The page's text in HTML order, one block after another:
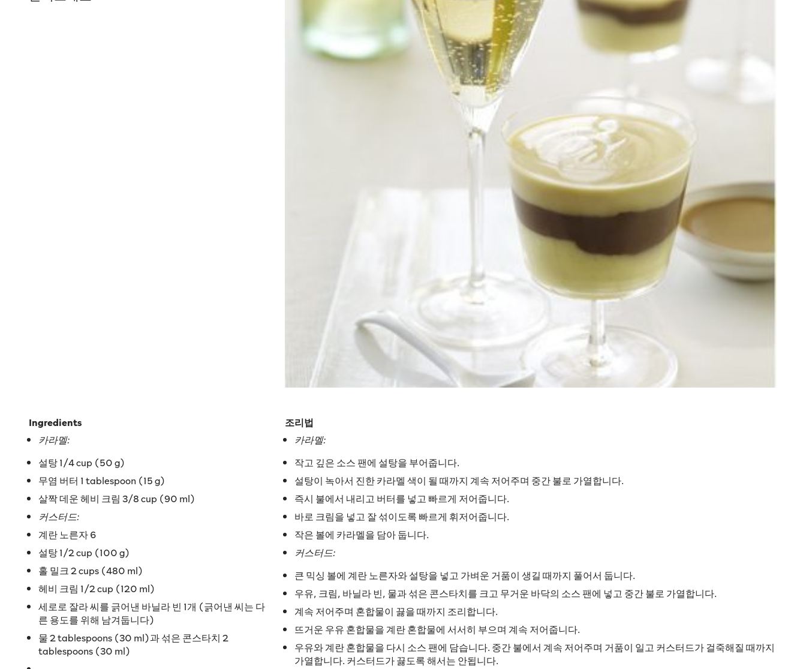
Ingredients
카라멜:
설탕 1/4 cup (50 g)
무염 버터 1 tablespoon (15 g)
살짝 데운 헤비 크림 3/8 cup (90 ml)
커스터드:
계란 노른자 6
설탕 1/2 cup (100 g)
홀 밀크 2 cups (480 ml)
헤비 크림 1/2 cup (120 ml)
세로로 잘라 씨를 긁어낸 바닐라 빈 1개 (긁어낸 씨는 다
른 용도를 위해 남겨둡니다)
물 2 tablespoons (30 ml)과 섞은 콘스타치 2
tablespoons (30 ml)
조리법
카라멜:
작고 깊은 소스 팬에 설탕을 부어줍니다.
설탕이 녹아서 진한 카라멜 색이 될 때까지 계속 저어주며 중간 불로 가열합니다.
즉시 불에서 내리고 버터를 넣고 빠르게 저어줍니다.
바로 크림을 넣고 잘 섞이도록 빠르게 휘저어줍니다.
작은 볼에 카라멜을 담아 둡니다.
커스터드:
큰 믹싱 볼에 계란 노른자와 설탕을 넣고 가벼운 거품이 생길 때까지 풀어서 둡니다.
우유, 크림, 바닐라 빈, 물과 섞은 콘스타치를 크고 무거운 바닥의 소스 팬에 넣고 중간 불로 가열합니다.
계속 저어주며 혼합물이 끓을 때까지 조리합니다.
뜨거운 우유 혼합물을 계란 혼합물에 서서히 부으며 계속 저어줍니다.
우유와 계란 혼합물을 다시 소스 팬에 담습니다. 중간 불에서 계속 저어주며 거품이 일고 커스터드가 걸죽해질 때까지
가열합니다. 커스터드가 끓도록 해서는 안됩니다.